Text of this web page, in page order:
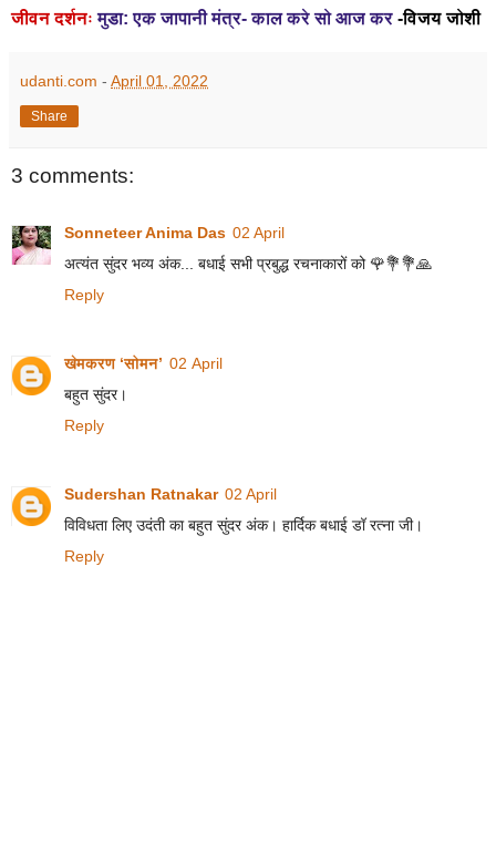
जीवन दर्शनः मुडा: एक जापानी मंत्र- काल करे सो आज कर -विजय जोशी
udanti.com - April 01, 2022
Share
3 comments:
Sonneteer Anima Das 02 April
अत्यंत सुंदर भव्य अंक... बधाई सभी प्रबुद्ध रचनाकारों को 🌹💐💐🙏
Reply
खेमकरण ‘सोमन’ 02 April
बहुत सुंदर।
Reply
Sudershan Ratnakar 02 April
विविधता लिए उदंती का बहुत सुंदर अंक। हार्दिक बधाई डॉ रत्ना जी।
Reply